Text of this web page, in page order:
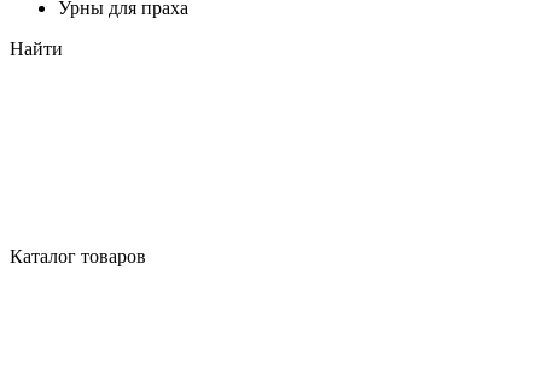
Урны для праха
Найти
Каталог товаров